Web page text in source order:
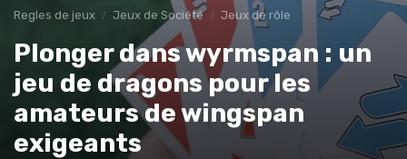
Regles de jeux Jeux de Société Jeux de rôle
Plonger dans wyrmspan : un
jeu de dragons pour les
amateurs de wingspan
exigeants